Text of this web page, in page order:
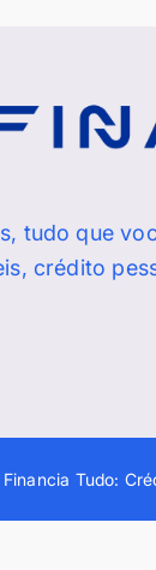
tudo que
crédito
Tudo: